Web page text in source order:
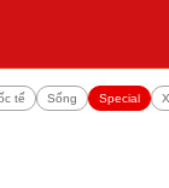
tế Sống Special